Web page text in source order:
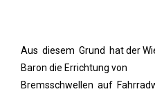
Aus diesem Grund hat der
Baron die Errichtung von
Bremsschwellen auf